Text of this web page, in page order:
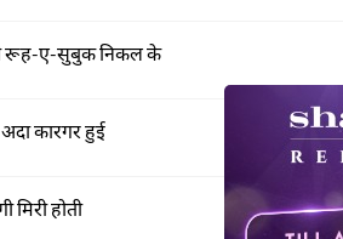
रूह-ए-सुबुक निकल के
कारगर हुई
मिरी होती